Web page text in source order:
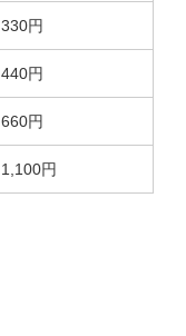
330円
440円
660円
1,100円